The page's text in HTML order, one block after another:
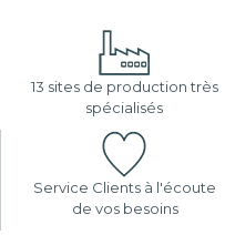
13 sites de production très
spécialisés
Service Clients à l'écoute
de vos besoins